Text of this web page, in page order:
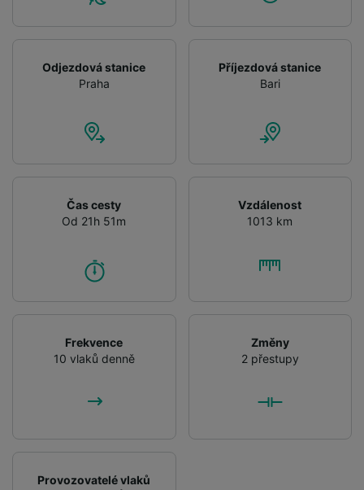
Odjezdová stanice
Praha
Příjezdová stanice
Bari
Čas cesty
Od 21h 51m
Vzdálenost
1013 km
Frekvence
10 vlaků denně
Změny
2 přestupy
Provozovatelé vlaků